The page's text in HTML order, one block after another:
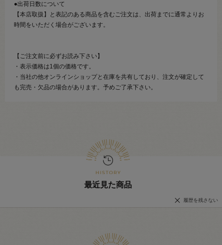
●出荷日数について
【本店取扱】と表記のある商品を含むご注文は、出荷までに通常よりお
時間をいただく場合がございます。
【ご注文前に必ずお読み下さい】
・表示価格は1個の価格です。
・当社の他オンラインショップと在庫を共有しており、注文が確定して
も完売・欠品の場合があります。予めご了承下さい。
最近見た商品
履歴を残さない